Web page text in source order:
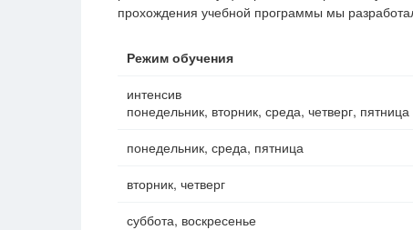
прохождения учебной программы мы
Режим обучения
интенсив
понедельник, вторник, среда, четверг, пятница
понедельник, среда, пятница
вторник, четверг
суббота, воскресенье